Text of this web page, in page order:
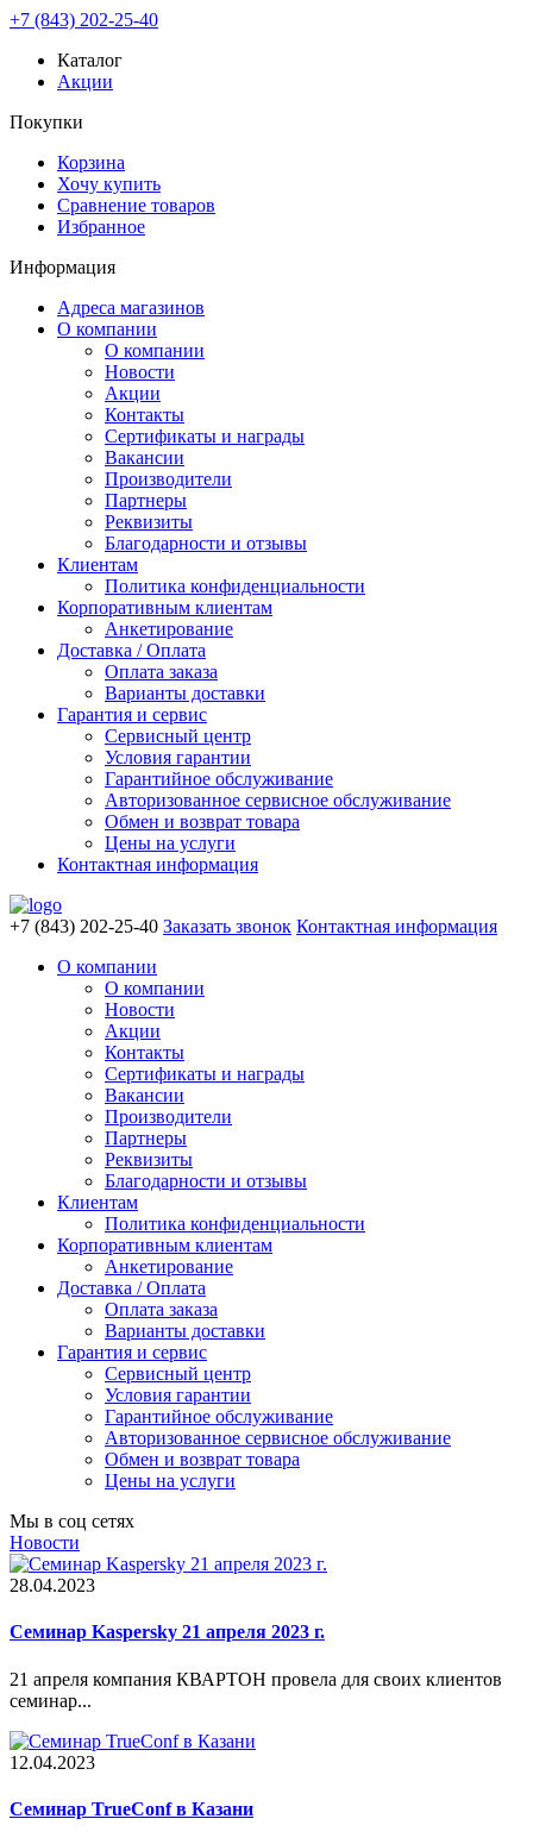
+7 (843) 202-25-40
Каталог
Акции
Покупки
Корзина
Хочу купить
Сравнение товаров
Избранное
Информация
Адреса магазинов
О компании
О компании
Новости
Акции
Контакты
Сертификаты и награды
Вакансии
Производители
Партнеры
Реквизиты
Благодарности и отзывы
Клиентам
Политика конфиденциальности
Корпоративным клиентам
Анкетирование
Доставка / Оплата
Оплата заказа
Варианты доставки
Гарантия и сервис
Сервисный центр
Условия гарантии
Гарантийное обслуживание
Авторизованное сервисное обслуживание
Обмен и возврат товара
Цены на услуги
Контактная информация
+7 (843) 202-25-40 Заказать звонок Контактная информация
О компании
О компании
Новости
Акции
Контакты
Сертификаты и награды
Вакансии
Производители
Партнеры
Реквизиты
Благодарности и отзывы
Клиентам
Политика конфиденциальности
Корпоративным клиентам
Анкетирование
Доставка / Оплата
Оплата заказа
Варианты доставки
Гарантия и сервис
Сервисный центр
Условия гарантии
Гарантийное обслуживание
Авторизованное сервисное обслуживание
Обмен и возврат товара
Цены на услуги
Мы в соц сетях
Новости
28.04.2023
Семинар Kaspersky 21 апреля 2023 г.
21 апреля компания КВАРТОН провела для своих клиентов
семинар...
12.04.2023
Cеминар TrueConf в Казани